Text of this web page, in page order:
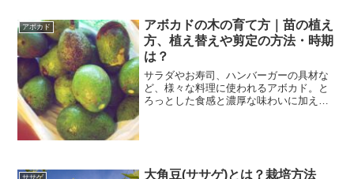
すっきりするかもしれ...
アボカド
アボカドの木の育て方｜苗の植え
方、植え替えや剪定の方法・時期
は？
サラダやお寿司、ハンバーガーの具材な
ど、様々な料理に使われるアボカド。と
ろっとした食感と濃厚な味わいに加え
ササゲ
大角豆(ササゲ)とは？栽培方法